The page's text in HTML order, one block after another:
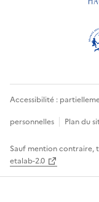
Accessibilité :
personnelles
Plan du
Sauf mention contraire,
etalab-2.0